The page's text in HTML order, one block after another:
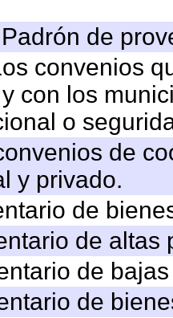
de
convenios
con los
o
de
y privado.
de
de
de
de